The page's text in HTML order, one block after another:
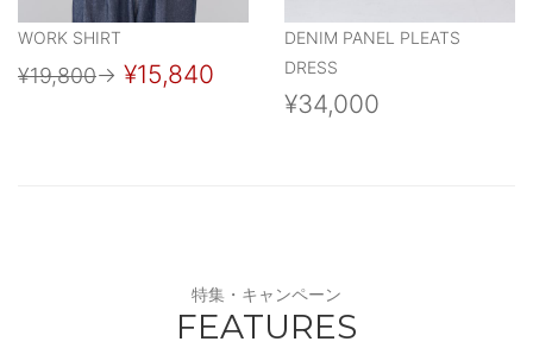
WORK SHIRT
¥19,800→ ¥15,840
DENIM PANEL PLEATS
DRESS
¥34,000
特集・キャンペーン
FEATURES